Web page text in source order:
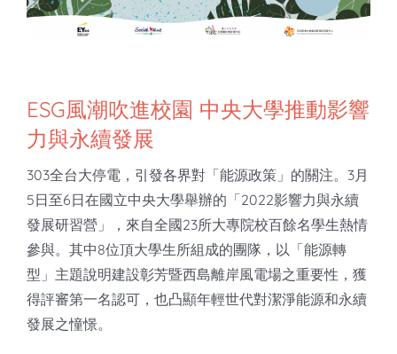
ESG風潮吹進校園 中央大學推動影響
力與永續發展
303全台大停電，引發各界對「能源政策」的關注。3月
5日至6日在國立中央大學舉辦的「2022影響力與永續
發展研習營」，來自全國23所大專院校百餘名學生熱情
參與。其中8位頂大學生所組成的團隊，以「能源轉
型」主題說明建設彰芳暨西島離岸風電場之重要性，獲
得評審第一名認可，也凸顯年輕世代對潔淨能源和永續
發展之憧憬。